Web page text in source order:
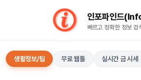
인포파인드
빠르고 정확한 정보 검
생활정보/팁 무료 웹툴 실시간 금 시세